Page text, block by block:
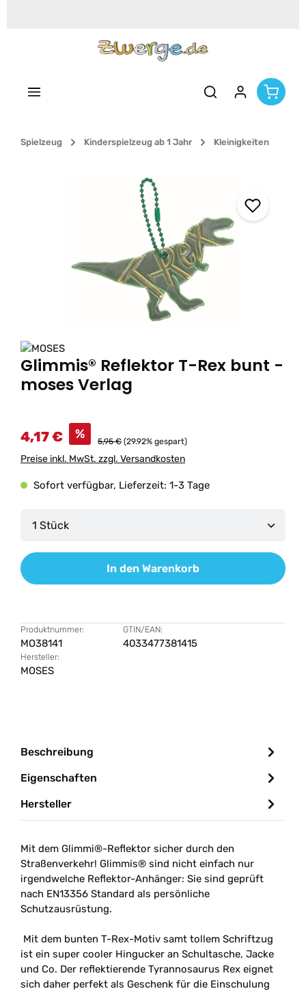
Spielzeug Kinderspielzeug ab 1 Jahr Kleinigkeiten
Bildergalerie überspringen
Glimmis® Reflektor T-Rex bunt -
moses Verlag
4,17 € % 5,95 € (29.92% gespart)
Preise inkl. MwSt. zzgl. Versandkosten
Sofort verfügbar, Lieferzeit: 1-3 Tage
Produkt Anzahl: Gib den gewünschten Wert
In den Warenkorb
Produktnummer:
MO38141
GTIN/EAN:
4033477381415
Hersteller:
MOSES
Beschreibung
Eigenschaften
Hersteller
Mit dem Glimmi®-Reflektor sicher durch den
Straßenverkehr! Glimmis® sind nicht einfach nur
irgendwelche Reflektor-Anhänger: Sie sind geprüft
nach EN13356 Standard als persönliche
Schutzausrüstung.
Mit dem bunten T-Rex-Motiv samt tollem Schriftzug
ist ein super cooler Hingucker an Schultasche, Jacke
und Co. Der reflektierende Tyrannosaurus Rex eignet
sich daher perfekt als Geschenk für die Einschulung